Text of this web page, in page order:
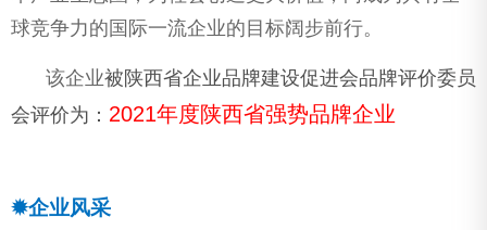
球竞争力的国际一流企业的目标阔步前行。
该企业被陕西省企业品牌建设促进会品牌评价委员
会评价为： 2021年度陕西省强势品牌企业
✹企业风采